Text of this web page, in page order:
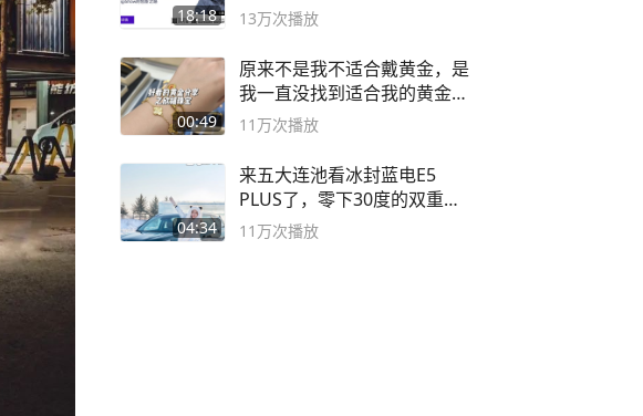
18:18 之路
13万次播放
00:49
原来不是我不适合戴黄金，是
我一直没找到适合我的黄金
😭
11万次播放
04:34
来五大连池看冰封蓝电E5
PLUS了，零下30度的双重冰
封40小时全录
11万次播放